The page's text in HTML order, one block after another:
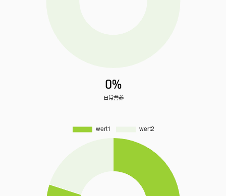
0%
日常营养